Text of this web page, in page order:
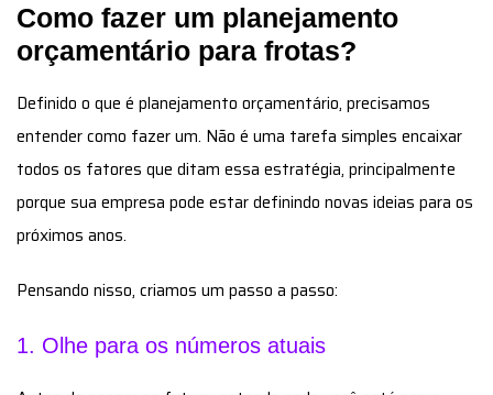
Como fazer um planejamento
orçamentário para frotas?
Definido o que é planejamento orçamentário, precisamos
entender como fazer um. Não é uma tarefa simples encaixar
todos os fatores que ditam essa estratégia, principalmente
porque sua empresa pode estar definindo novas ideias para os
próximos anos.
Pensando nisso, criamos um passo a passo:
1. Olhe para os números atuais